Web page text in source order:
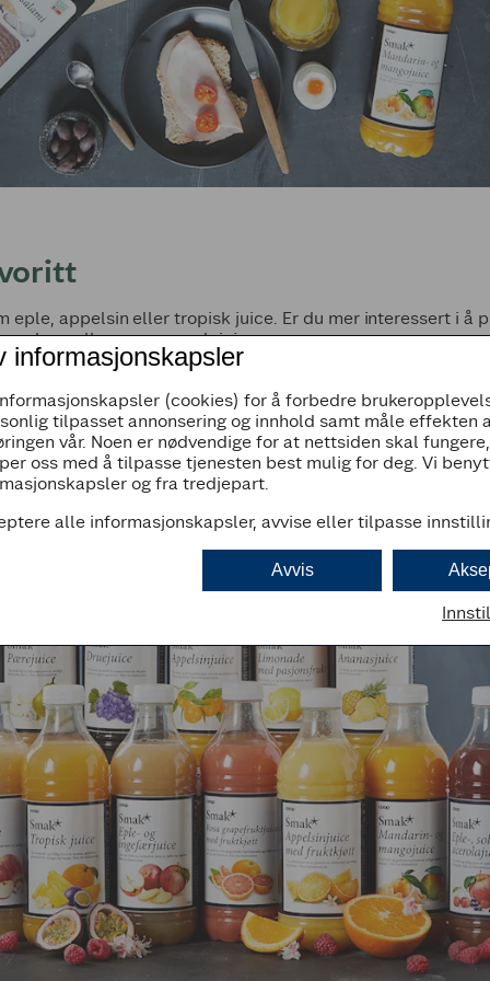
eple, appelsin eller tropisk juice. Er du mer interessert i å
eple-, solbær- og acerolajuice.
informasjonskapsler
(cookies) for å forbedre
tilpasset annonsering og innhold samt måle effekten
vår. Noen er nødvendige for at nettsiden skal
oss med å tilpasse tjenesten best mulig for deg. Vi
og fra tredjepart.
alle informasjonskapsler, avvise eller tilpasse
Avvis